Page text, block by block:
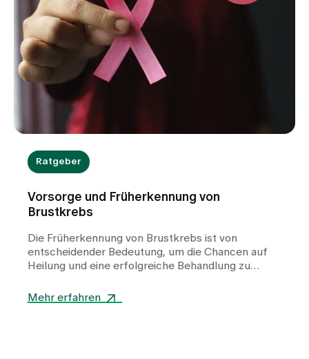
Ratgeber
Vorsorge und Früherkennung von
Brustkrebs
Die Früherkennung von Brustkrebs ist von
entscheidender Bedeutung, um die Chancen auf
Heilung und eine erfolgreiche Behandlung zu
Anzeichen von Brustkrebs.
Mehr erfahren